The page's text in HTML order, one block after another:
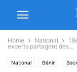
Home National
experts partagent des...
National Bénin